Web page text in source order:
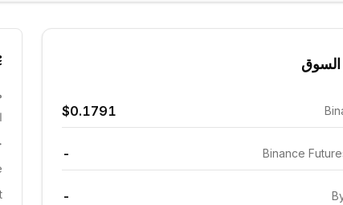
السوق
$0.1791
Binance
-
-